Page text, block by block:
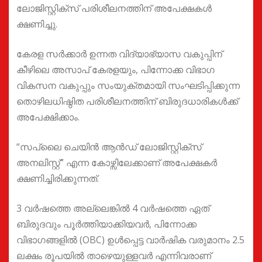
ലോജിസ്റ്റിക്സ് പരിശീലനത്തിന് അപേക്ഷകൾ
ക്ഷണിച്ചു.
കേരള സർക്കാർ ഉന്നത വിദ്യാഭ്യാസ വകുപ്പിന്
കീഴിലെ അസാപ് കേരളയും, പിന്നോക്ക വിഭാഗ
വികസന വകുപ്പും സംയുക്തമായി സംഘടിപ്പിക്കുന്ന
തൊഴിലധിഷ്ഠിത പരിശീലനത്തിന് ബിരുദധാരികൾക്ക്
അപേക്ഷിക്കാം.
“സപ്ലൈ ചെയിൻ ആൻഡ് ലോജിസ്റ്റിക്സ്
അനലിസ്റ്റ്” എന്ന കോഴ്സിലേക്കാണ് അപേക്ഷകർ
ക്ഷണിച്ചിരിക്കുന്നത്.
3 വർഷത്തെ അല്ലെങ്കിൽ 4 വർഷത്തെ ഏത്
ബിരുദവും പൂർത്തിയാക്കിയവർ, പിന്നോക്ക
വിഭാഗങ്ങളിൽ (OBC) ഉൾപ്പെട്ട വാർഷിക വരുമാനം 2.5
ലക്ഷം രൂപയിൽ താഴെയുള്ളവർ എന്നിവരാണ്